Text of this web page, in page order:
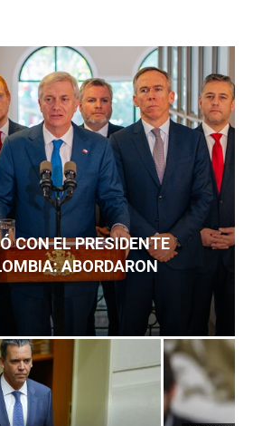
CON EL PRESIDENTE
ABORDARON